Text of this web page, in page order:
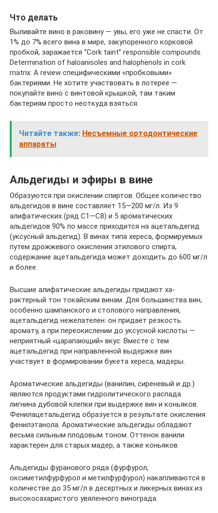
Что делать
Выливайте вино в раковину — увы, его уже не спасти. От
1% до 7% всего вина в мире, закупоренного корковой
пробкой, заражается “Cork taint” responsible compounds.
Determination of haloanisoles and halophenols in cork
matrix: A review специфическими «пробковыми»
бактериями. Не хотите участвовать в лотерее —
покупайте вино с винтовой крышкой, там таким
бактериям просто неоткуда взяться.
Читайте также: Несъемные ортодонтические
аппараты
Альдегиды и эфиры в вине
Образуются при окислении спиртов. Общее коли­чество
альдегидов в вине составляет 15—200 мг/л. Из 9
алифатических (ряд C1—С8) и 5 ароматических
альдегидов 90% по массе приходится на ацетальдегид
(уксусный аль­дегид). В винах типа хереса, формируемых
путем дрожжевого окисления этилового спирта,
содержание ацетальдегида может доходить до 600 мг/л
и более.
Высшие алифатические альдегиды придают ха­
рактерный тон токайским винам. Для большинства вин,
осо­бенно шампанского и столового направления,
ацетальдегид не­желателен: он придает резкость
аромату, а при переокислении до уксусной кислоты —
неприятный «царапающий» вкус. Вместе с тем
ацетальдегид при направленной выдержке вин
участвует в формировании букета хереса, мадеры.
Ароматические альдегиды (ванилин, сиреневый и др.)
являются продуктами гидролитического распада
лигнина дубовой клепки при выдержке вин и коньяков.
Фенилацетальдегид образуется в результате окисления
фенилэтанола. Аромати­ческие альдегиды обладают
весьма сильным плодовым тоном. Оттенок ванили
характерен для старых мадер, а также коньяков.
Альдегиды фуранового ряда (фурфурол,
оксиметилфурфурол и метилфурфурол) накапливаются в
количестве до 35 мг/л в десертных и ликерных винах из
высокосахаристого увяленного винограда.